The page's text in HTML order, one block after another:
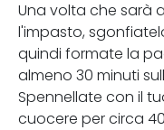
Una volta che sarà
l'impasto,
quindi formate la
almeno 30 minuti
Spennellate con il
cuocere per circa